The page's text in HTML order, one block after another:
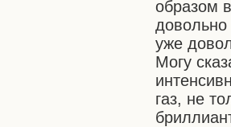
образом
уже
Могу
газ, не